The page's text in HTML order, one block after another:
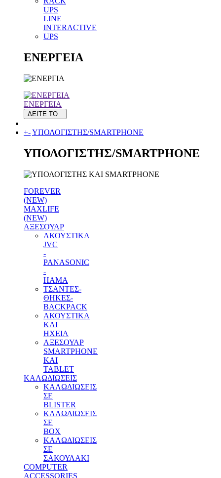
UPS
LINE
INTERACTIVE
UPS
ΕΝΕΡΓΕΙΑ
ΕΝΕΡΓΕΙΑ
ΔΕΙΤΕ ΤΟ
+-ΥΠΟΛΟΓΙΣΤΗΣ/SMARTPHONE
ΥΠΟΛΟΓΙΣΤΗΣ/SMARTPHONE
FOREVER
(NEW)
MAXLIFE
(NEW)
ΑΞΕΣΟΥΑΡ
ΑΚΟΥΣΤΙΚΑ
JVC
-
PANASONIC
-
HAMA
ΤΣΑΝΤΕΣ-
ΘΗΚΕΣ-
BACKPACK
ΑΚΟΥΣΤΙΚΑ
ΚΑΙ
ΗΧΕΙΑ
ΑΞΕΣΟΥΑΡ
SMARTPHONE
ΚΑΙ
TABLET
ΚΑΛΩΔΙΩΣΕΙΣ
ΚΑΛΩΔΙΩΣΕΙΣ
ΣΕ
BLISTER
ΚΑΛΩΔΙΩΣΕΙΣ
ΣΕ
BOX
ΚΑΛΩΔΙΩΣΕΙΣ
ΣΕ
ΣΑΚΟΥΛΑΚΙ
COMPUTER
ACCESSORIES